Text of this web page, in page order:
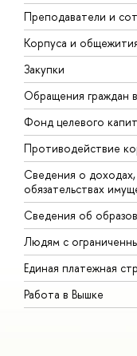
Преподаватели и
Корпуса и
Закупки
Обращения
Фонд целевого
Противодействие
Сведения о
обязательствах
Сведения об
Людям с
Единая платежная
Работа в Вышке